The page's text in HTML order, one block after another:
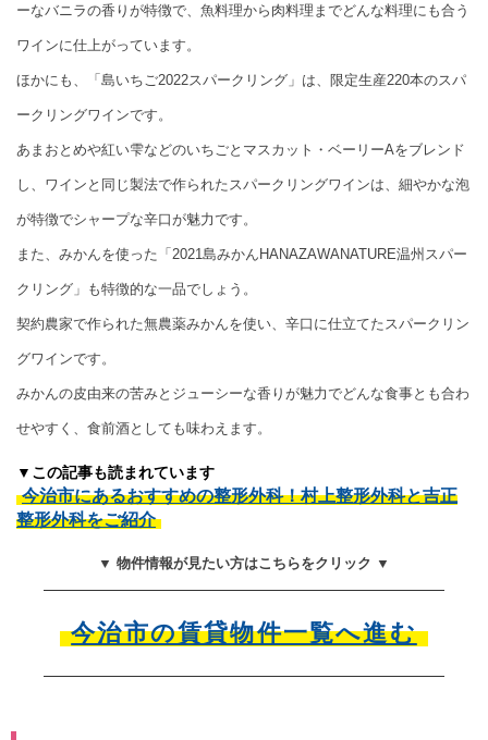
ーなバニラの香りが特徴で、魚料理から肉料理までどんな料理にも合う
ワインに仕上がっています。
ほかにも、「島いちご2022スパークリング」は、限定生産220本のスパ
ークリングワインです。
あまおとめや紅い雫などのいちごとマスカット・ベーリーAをブレンド
し、ワインと同じ製法で作られたスパークリングワインは、細やかな泡
が特徴でシャープな辛口が魅力です。
また、みかんを使った「2021島みかんHANAZAWANATURE温州スパー
クリング」も特徴的な一品でしょう。
契約農家で作られた無農薬みかんを使い、辛口に仕立てたスパークリン
グワインです。
みかんの皮由来の苦みとジューシーな香りが魅力でどんな食事とも合わ
せやすく、食前酒としても味わえます。
▼この記事も読まれています
今治市にあるおすすめの整形外科！村上整形外科と吉正
整形外科をご紹介
▼ 物件情報が見たい方はこちらをクリック ▼
今治市の賃貸物件一覧へ進む